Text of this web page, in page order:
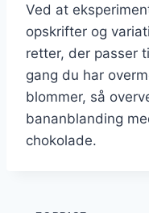
Ved at
opskrifter og
retter, der passer
gang du har
blommer, så
bananblanding
chokolade.